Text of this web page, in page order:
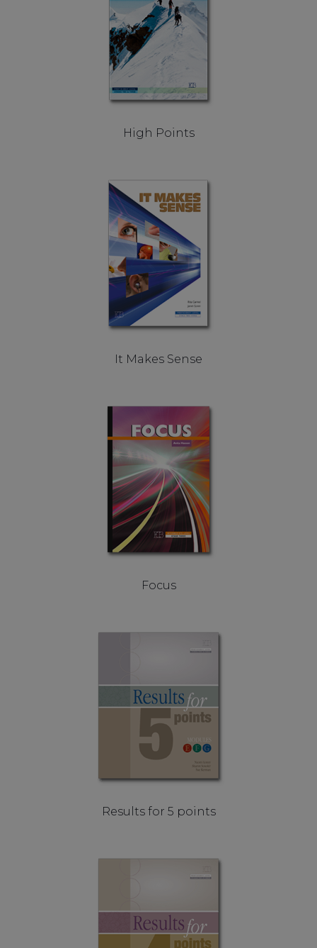
High Points
It Makes Sense
Focus
Results for 5 points